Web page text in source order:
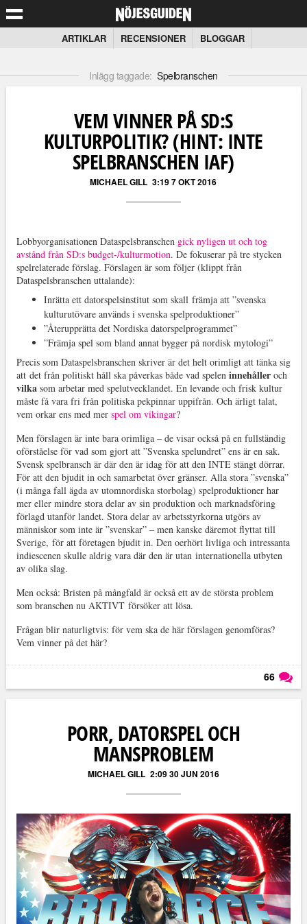
ARTIKLAR RECENSIONER BLOGGAR
Inlägg taggade: Spelbranschen
VEM VINNER PÅ SD:S
KULTURPOLITIK? (HINT: INTE
SPELBRANSCHEN IAF)
MICHAEL GILL 3:19 7 OKT 2016
Lobbyorganisationen Dataspelsbranschen gick nyligen ut och tog
avstånd från SD:s budget-/kulturmotion. De fokuserar på tre stycken
spelrelaterade förslag. Förslagen är som följer (klippt från
Dataspelsbranschen uttalande):
Inrätta ett datorspelsinstitut som skall främja att ”svenska
kulturutövare används i svenska spelproduktioner”
”Återupprätta det Nordiska datorspelprogrammet”
”Främja spel som bland annat bygger på nordisk mytologi”
Precis som Dataspelsbranschen skriver är det helt orimligt att tänka sig
att det från politiskt håll ska påverkas både vad spelen innehålleroch
vilkasom arbetar med spelutvecklandet. En levande och frisk kultur
måste få vara fri från politiska pekpinnar uppifrån. Och ärligt talat,
vem orkar ens med mer spel om vikingar?
Men förslagen är inte bara orimliga – de visar också på en fullständig
oförståelse för vad som gjort att ”Svenska spelundret” ens är en sak.
Svensk spelbransch är där den är idag för att den INTE stängt dörrar.
För att den bjudit in och samarbetat över gränser. Alla stora ”svenska”
(i många fall ägda av utomnordiska storbolag) spelproduktioner har
mer eller mindre stora delar av sin produktion och marknadsföring
förlagd utanför landet. Stora delar av arbetsstyrkorna utgörs av
människor som inte är ”svenskar” – men kanske däremot flyttat till
Sverige, för att företagen bjudit in. Den oerhört livliga och intressanta
indiescenen skulle aldrig vara där den är utan internationella utbyten
av olika slag.
Men också: Bristen på mångfald är också ett av de största problem
som branschen nu AKTIVT försöker att lösa.
Frågan blir naturligtvis: för vem ska de här förslagen genomföras?
Vem vinner på det här?
66
PORR, DATORSPEL OCH
MANSPROBLEM
MICHAEL GILL 2:09 30 JUN 2016